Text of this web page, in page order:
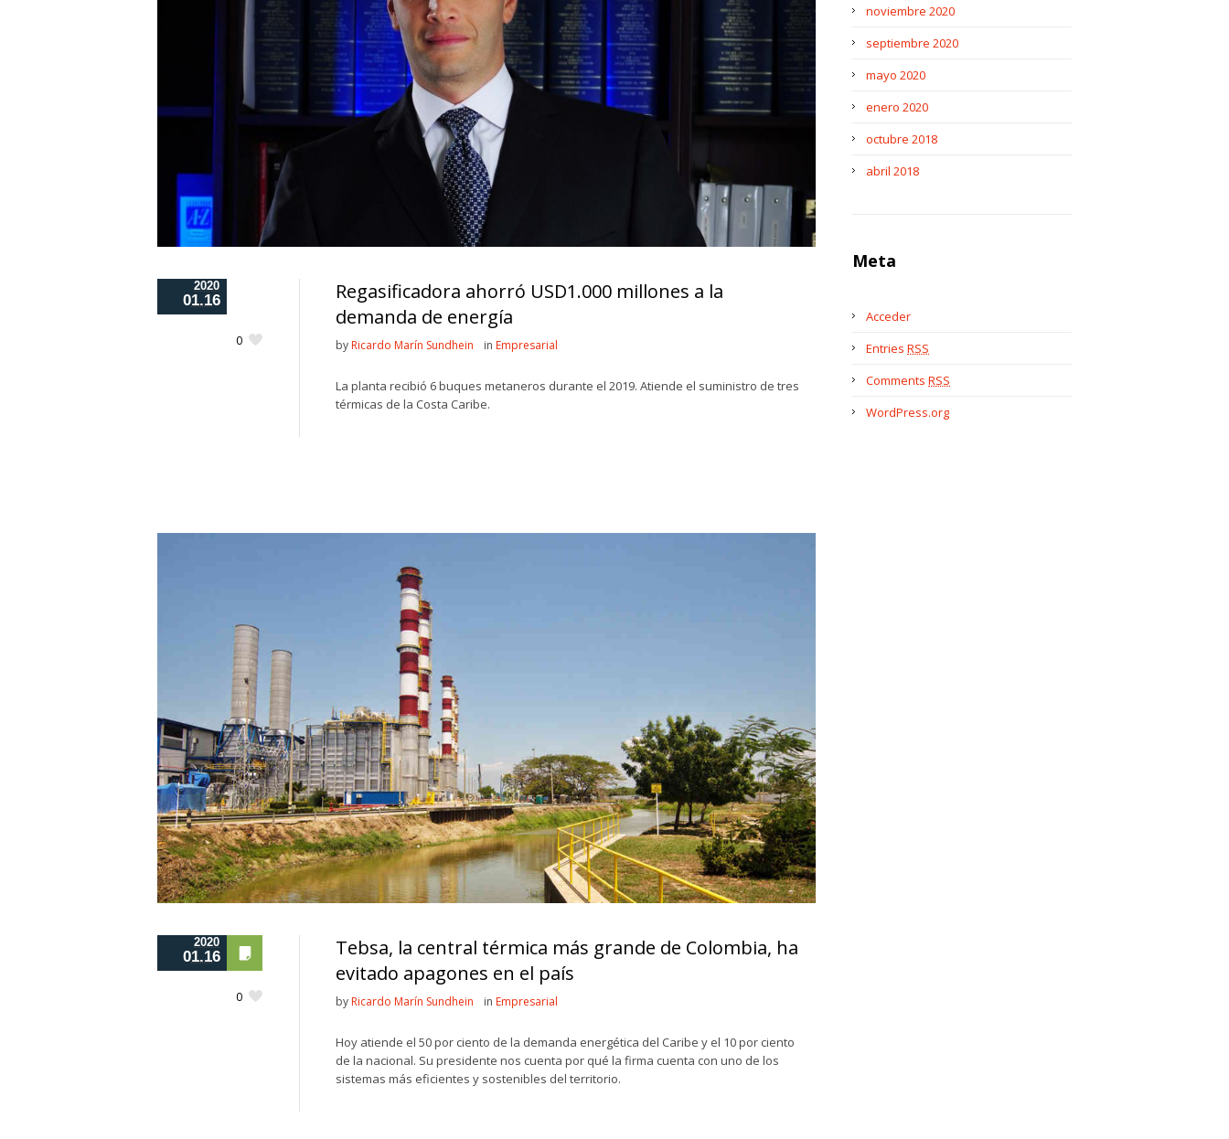
2020
01.16
0
Regasificadora ahorró USD1.000 millones a la
demanda de energía
by Ricardo Marín Sundhein in Empresarial
La planta recibió 6 buques metaneros durante el 2019. Atiende el suministro de tres
térmicas de la Costa Caribe.
2020
01.16
0
Tebsa, la central térmica más grande de Colombia, ha
evitado apagones en el país
by Ricardo Marín Sundhein in Empresarial
Hoy atiende el 50 por ciento de la demanda energética del Caribe y el 10 por ciento
de la nacional. Su presidente nos cuenta por qué la firma cuenta con uno de los
sistemas más eficientes y sostenibles del territorio.
noviembre 2020
septiembre 2020
mayo 2020
enero 2020
octubre 2018
abril 2018
Meta
Acceder
Entries RSS
Comments RSS
WordPress.org